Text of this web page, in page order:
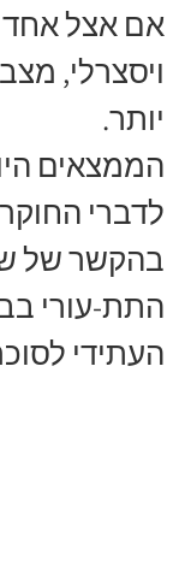
אם אצל אחד
ויסצרלי,
יותר.
הממצאים
לדברי
בהקשר של
התת-עורי
העתידי